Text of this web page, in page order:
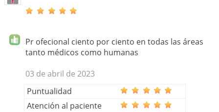
Pr ofecional ciento por ciento en todas las áreas
tanto médicos como humanas
03 de abril de 2023
Puntualidad
Atención al paciente